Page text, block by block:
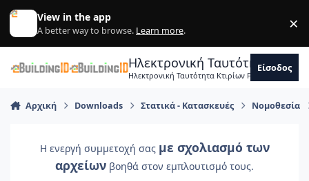
Skip to content
View in the app
A better way to browse. Learn more. ×
Ηλεκτρονική Ταυτότητα
Ηλεκτρονική Ταυτότητα Κτιρίων Forum
Είσοδος
Αρχική Downloads Στατικά - Κατασκευές Νομοθεσία
Η ενεργή συμμετοχή σας με σχολιασμό των
αρχείων βοηθά στον εμπλουτισμό τους.